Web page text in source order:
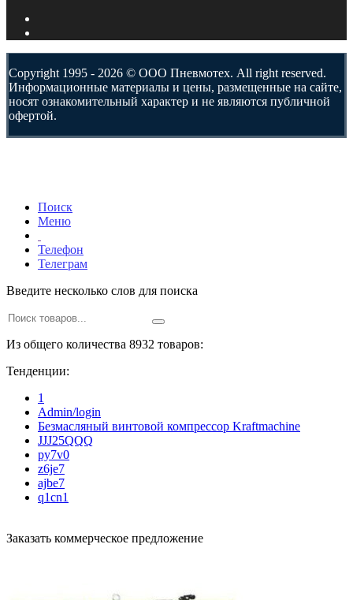
Copyright 1995 - 2026 © ООО Пневмотех. All right reserved.
Информационные материалы и цены, размещенные на сайте,
носят ознакомительный характер и не являются публичной
офертой.
Поиск
Меню
Телефон
Телеграм
Введите несколько слов для поиска
Из общего количества 8932 товаров:
Тенденции:
1
Admin/login
Безмасляный винтовой компрессор Kraftmaсhine
JJJ25QQQ
py7v0
z6je7
ajbe7
q1cn1
Заказать коммерческое предложение